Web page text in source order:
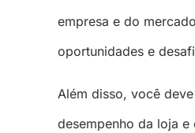
empresa e do
oportunidades e
Além disso, você
desempenho da loja e